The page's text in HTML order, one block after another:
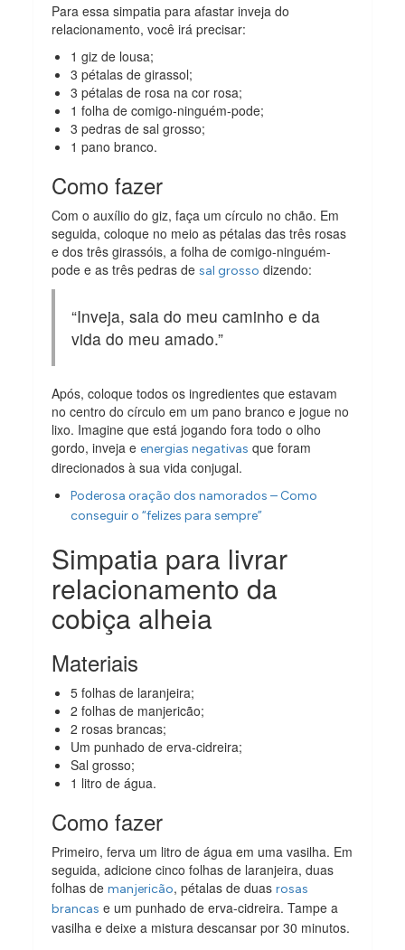
Para essa simpatia para afastar inveja do
relacionamento, você irá precisar:
1 giz de lousa;
3 pétalas de girassol;
3 pétalas de rosa na cor rosa;
1 folha de comigo-ninguém-pode;
3 pedras de sal grosso;
1 pano branco.
Como fazer
Com o auxílio do giz, faça um círculo no chão. Em
seguida, coloque no meio as pétalas das três rosas
e dos três girassóis, a folha de comigo-ninguém-
pode e as três pedras desal grosso dizendo:
“Inveja, saia do meu caminho e da
vida do meu amado.”
Após, coloque todos os ingredientes que estavam
no centro do círculo em um pano branco e jogue no
lixo. Imagine que está jogando fora todo o olho
gordo, inveja eenergias negativas que foram
direcionados à sua vida conjugal.
Poderosa oração dos namorados – Como
conseguir o “felizes para sempre”
Simpatia para livrar
relacionamento da
cobiça alheia
Materiais
5 folhas de laranjeira;
2 folhas de manjericão;
2 rosas brancas;
Um punhado de erva-cidreira;
Sal grosso;
1 litro de água.
Como fazer
Primeiro, ferva um litro de água em uma vasilha. Em
seguida, adicione cinco folhas de laranjeira, duas
folhas demanjericão, pétalas de duasrosas
brancas e um punhado de erva-cidreira. Tampe a
vasilha e deixe a mistura descansar por 30 minutos.